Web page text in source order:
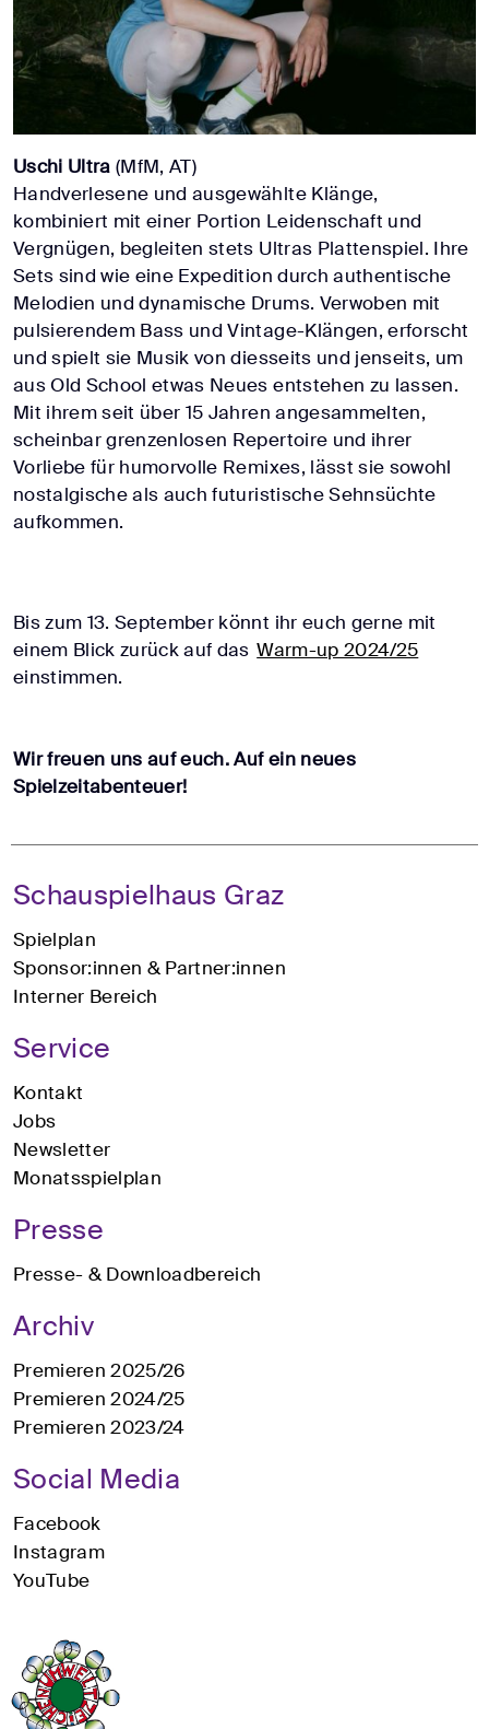
Uschi Ultra (MfM, AT)
Handverlesene und ausgewählte Klänge,
kombiniert mit einer Portion Leidenschaft und
Vergnügen, begleiten stets Ultras Plattenspiel. Ihre
Sets sind wie eine Expedition durch authentische
Melodien und dynamische Drums. Verwoben mit
pulsierendem Bass und Vintage-Klängen, erforscht
und spielt sie Musik von diesseits und jenseits, um
aus Old School etwas Neues entstehen zu lassen.
Mit ihrem seit über 15 Jahren angesammelten,
scheinbar grenzenlosen Repertoire und ihrer
Vorliebe für humorvolle Remixes, lässt sie sowohl
nostalgische als auch futuristische Sehnsüchte
aufkommen.
Bis zum 13. September könnt ihr euch gerne mit
einem Blick zurück auf das Warm-up 2024/25
einstimmen.
Wir freuen uns auf euch. Auf ein neues
Spielzeitabenteuer!
Schauspielhaus Graz
Spielplan
Sponsor:innen & Partner:innen
Interner Bereich
Service
Kontakt
Jobs
Newsletter
Monatsspielplan
Presse
Presse- & Downloadbereich
Archiv
Premieren 2025/26
Premieren 2024/25
Premieren 2023/24
Social Media
Facebook
Instagram
YouTube